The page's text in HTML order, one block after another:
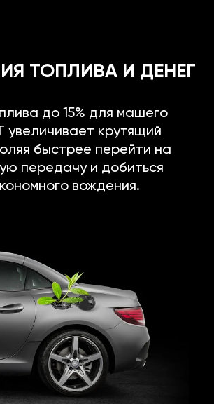
ТОПЛИВА И ДЕНЕГ
до 15% для машего
увеличивает крутящий
быстрее перейти на
передачу и добиться
вождения.